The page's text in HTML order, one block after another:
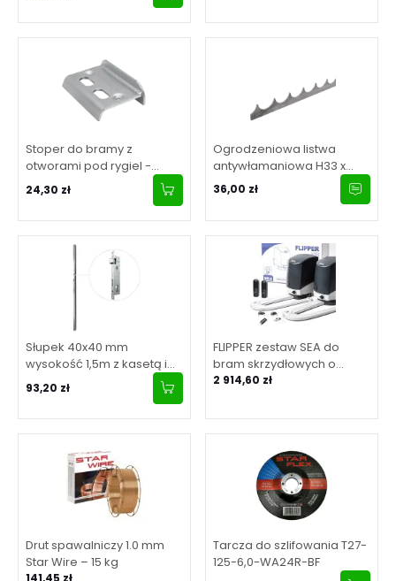
Stoper do bramy z
otworami pod rygiel -
ocynk 67 mm
24,30 zł
Ogrodzeniowa listwa
antywłamaniowa H33 x
L2000 x 3 mm
36,00 zł
Słupek 40x40 mm
wysokość 1,5m z kasetą i
zamkiem 90/20
93,20 zł
FLIPPER zestaw SEA do
bram skrzydłowych o
maksymalnej długości
2 914,60 zł
Drut spawalniczy 1.0 mm
Star Wire – 15 kg
141,45 zł
Tarcza do szlifowania T27-
125-6,0-WA24R-BF